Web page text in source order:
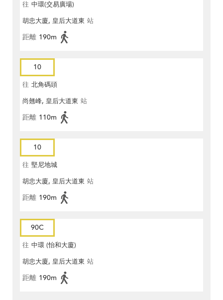
往 中環(交易廣場)
胡忠大廈, 皇后大道東 站
距離 190m
10
往 北角碼頭
尚翹峰, 皇后大道東 站
距離 110m
10
往 堅尼地城
胡忠大廈, 皇后大道東 站
距離 190m
90C
往 中環 (怡和大廈)
胡忠大廈, 皇后大道東 站
距離 190m